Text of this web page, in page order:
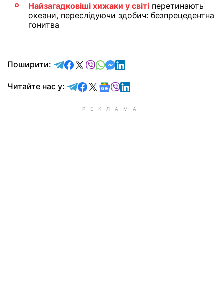
Найзагадковіші хижаки у світі перетинають
океани, переслідуючи здобич: безпрецедентна
гонитва
Поширити: відправити у Telegram
поділитись у Facebook
поділитись у X
відправити у Viber
відправити у Whatsapp
відправити у Messenger
відправити у LinkedIn
Читайте нас у: Читайте у Telegram
Читайте у Facebook
Читайте у X
Читайте у Google news
Читайте у Viber
Читайте у LinkedIn